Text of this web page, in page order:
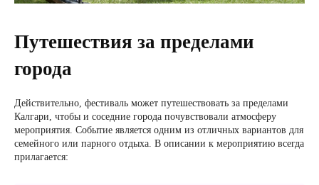
Путешествия за пределами
города
Действительно, фестиваль может путешествовать за пределами
Калгари, чтобы и соседние города почувствовали атмосферу
мероприятия. Событие является одним из отличных вариантов для
семейного или парного отдыха. В описании к мероприятию всегда
прилагается: